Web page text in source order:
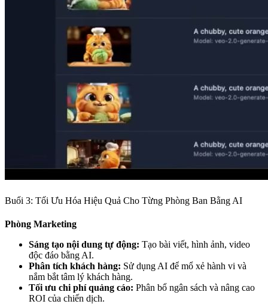
Buổi 3: Tối Ưu Hóa Hiệu Quả Cho Từng Phòng Ban Bằng AI
Phòng Marketing
Sáng tạo nội dung tự động: Tạo bài viết, hình ảnh, video
độc đáo bằng AI.
Phân tích khách hàng: Sử dụng AI để mổ xẻ hành vi và
nắm bắt tâm lý khách hàng.
Tối ưu chi phí quảng cáo: Phân bổ ngân sách và nâng cao
ROI của chiến dịch.